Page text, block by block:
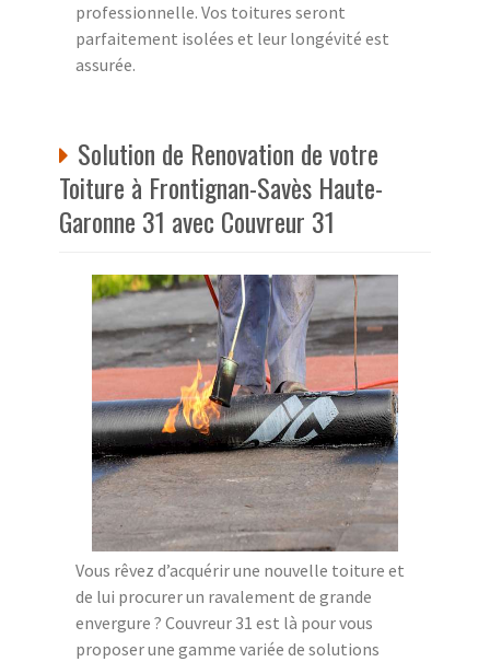
professionnelle. Vos toitures seront
parfaitement isolées et leur longévité est
assurée.
Solution de Renovation de votre
Toiture à Frontignan-Savès Haute-
Garonne 31 avec Couvreur 31
Vous rêvez d’acquérir une nouvelle toiture et
de lui procurer un ravalement de grande
envergure ? Couvreur 31 est là pour vous
proposer une gamme variée de solutions